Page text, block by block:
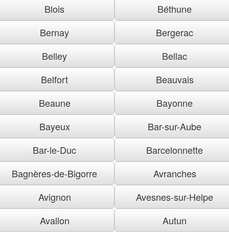
Blois
Béthune
Bernay
Bergerac
Belley
Bellac
Belfort
Beauvais
Beaune
Bayonne
Bayeux
Bar-sur-Aube
Bar-le-Duc
Barcelonnette
Bagnères-de-Bigorre
Avranches
Avignon
Avesnes-sur-Helpe
Avallon
Autun